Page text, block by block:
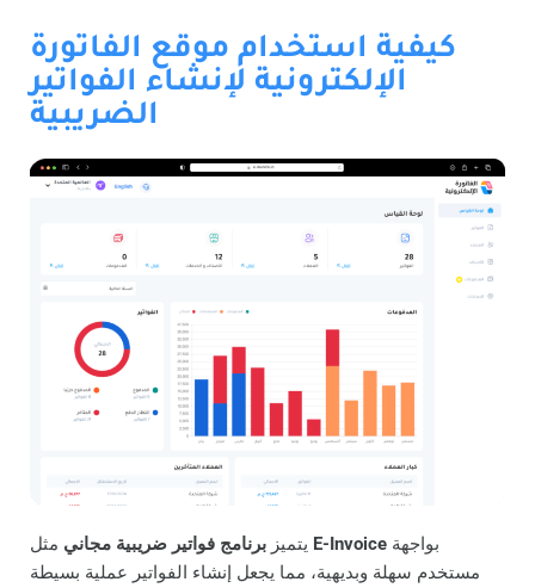
كيفية استخدام موقع الفاتورة
الإلكترونية لإنشاء الفواتير
الضريبية
يتميز برنامج فواتير ضريبية مجاني E-Invoice
مستخدم سهلة وبديهية، مما يجعل إنشاء الفواتير عملية بسيطة